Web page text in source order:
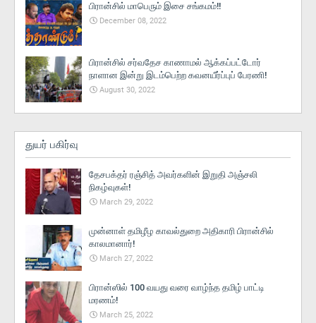
பிரான்சில் மாபெரும் இசை சங்கமம்!!
December 08, 2022
பிரான்சில் சர்வதேச காணாமல் ஆக்கப்பட்டோர்
நாளான இன்று இடம்பெற்ற கவனயீர்ப்புப் பேரணி!
August 30, 2022
துயர் பகிர்வு
தேசபக்தர் ரஞ்சித் அவர்களின் இறுதி அஞ்சலி
நிகழ்வுகள்!
March 29, 2022
முன்னாள் தமிழீழ காவல்துறை அதிகாரி பிரான்சில்
காலமானார்!
March 27, 2022
பிரான்ஸில் 100 வயது வரை வாழ்ந்த தமிழ் பாட்டி
மரணம்!
March 25, 2022